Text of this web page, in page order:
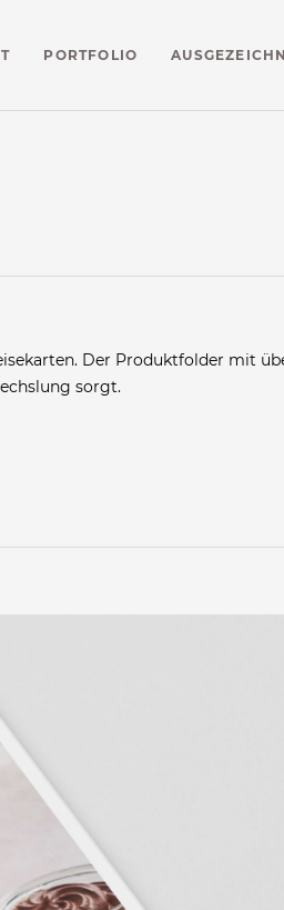
PORTFOLIO
Der Produktfolder mit
sorgt.